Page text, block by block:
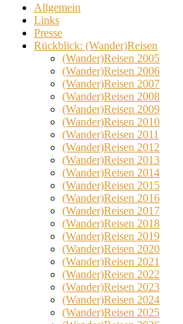
Allgemein
Links
Presse
Rückblick: (Wander)Reisen
(Wander)Reisen 2005
(Wander)Reisen 2006
(Wander)Reisen 2007
(Wander)Reisen 2008
(Wander)Reisen 2009
(Wander)Reisen 2010
(Wander)Reisen 2011
(Wander)Reisen 2012
(Wander)Reisen 2013
(Wander)Reisen 2014
(Wander)Reisen 2015
(Wander)Reisen 2016
(Wander)Reisen 2017
(Wander)Reisen 2018
(Wander)Reisen 2019
(Wander)Reisen 2020
(Wander)Reisen 2021
(Wander)Reisen 2022
(Wander)Reisen 2023
(Wander)Reisen 2024
(Wander)Reisen 2025